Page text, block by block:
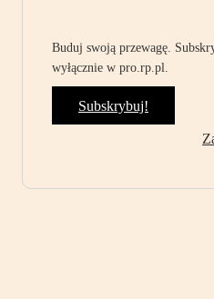
Buduj swoją przewagę.
wyłącznie w pro.rp.pl.
Subskrybuj!